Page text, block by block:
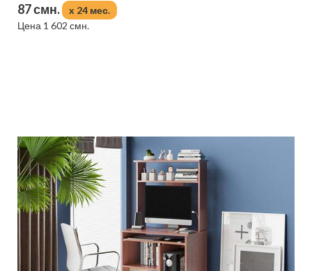
87 смн.
x 24 мес.
Цена 1 602 смн.